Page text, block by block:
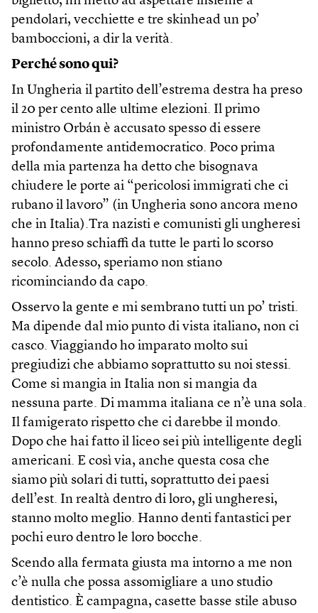
pendolari, vecchiette e tre skinhead un po’
bamboccioni, a dir la verità.
Perché sono qui?
In Ungheria il partito dell’estrema destra ha preso
il 20 per cento alle ultime elezioni. Il primo
ministro Orbán è accusato spesso di essere
profondamente antidemocratico. Poco prima
della mia partenza ha detto che bisognava
chiudere le porte ai “pericolosi immigrati che ci
rubano il lavoro” (in Ungheria sono ancora meno
che in Italia).Tra nazisti e comunisti gli ungheresi
hanno preso schiaffi da tutte le parti lo scorso
secolo. Adesso, speriamo non stiano
ricominciando da capo.
Osservo la gente e mi sembrano tutti un po’ tristi.
Ma dipende dal mio punto di vista italiano, non ci
casco. Viaggiando ho imparato molto sui
pregiudizi che abbiamo soprattutto su noi stessi.
Come si mangia in Italia non si mangia da
nessuna parte. Di mamma italiana ce n’è una sola.
Il famigerato rispetto che ci darebbe il mondo.
Dopo che hai fatto il liceo sei più intelligente degli
americani. E così via, anche questa cosa che
siamo più solari di tutti, soprattutto dei paesi
dell’est. In realtà dentro di loro, gli ungheresi,
stanno molto meglio. Hanno denti fantastici per
pochi euro dentro le loro bocche.
Scendo alla fermata giusta ma intorno a me non
c’è nulla che possa assomigliare a uno studio
dentistico. È campagna, casette basse stile abuso